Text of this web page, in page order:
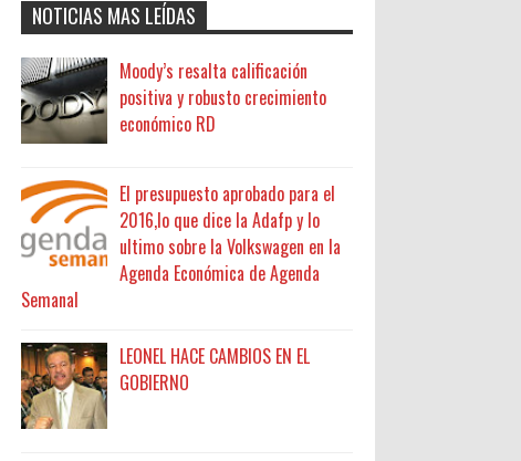
NOTICIAS MAS LEÍDAS
Moody’s resalta calificación
positiva y robusto crecimiento
económico RD
El presupuesto aprobado para el
2016,lo que dice la Adafp y lo
ultimo sobre la Volkswagen en la
Agenda Económica de Agenda
Semanal
LEONEL HACE CAMBIOS EN EL
GOBIERNO